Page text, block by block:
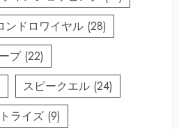
ンドロワイヤル (28)
プ(22)
スピークエル (24)
トライズ (9)